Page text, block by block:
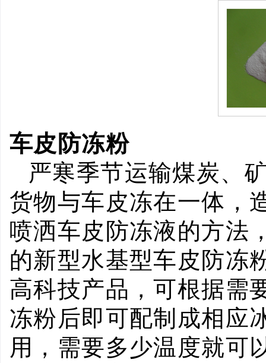
车皮防冻粉
严寒季节运输煤炭、
货物与车皮冻在一体，
喷洒车皮防冻液的方法
的新型水基型车皮防冻
高科技产品，可根据需
冻粉后即可配制成相应
用，需要多少温度就可